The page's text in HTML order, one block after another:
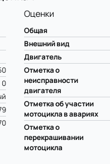
0
Оценки
Общая
Внешний вид
Двигатель
Отметка о
неисправности
двигателя
Отметка об участии
мотоцикла в авариях
Отметка о
перекрашивании
мотоцикла